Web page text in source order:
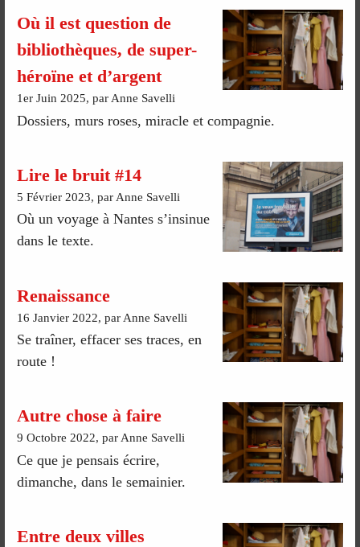
Où il est question de
bibliothèques, de super-
héroïne et d’argent
1er Juin 2025, par Anne Savelli
Dossiers, murs roses, miracle et compagnie.
Lire le bruit #14
5 Février 2023, par Anne Savelli
Où un voyage à Nantes s’insinue
dans le texte.
Renaissance
16 Janvier 2022, par Anne Savelli
Se traîner, effacer ses traces, en
route !
Autre chose à faire
9 Octobre 2022, par Anne Savelli
Ce que je pensais écrire,
dimanche, dans le semainier.
Entre deux villes